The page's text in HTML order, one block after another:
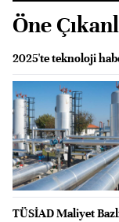
Öne
2025'te teknoloji
TÜSİAD Maliyet